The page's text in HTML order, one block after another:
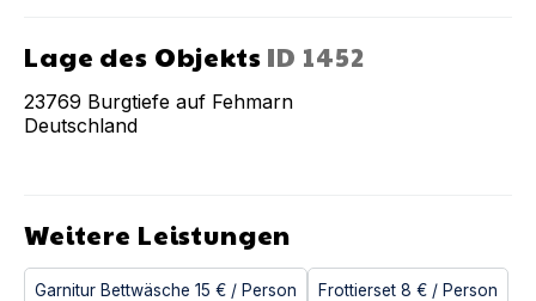
Lage des Objekts ID 1452
23769 Burgtiefe auf Fehmarn
Deutschland
Weitere Leistungen
Garnitur Bettwäsche 15 € / Person Frottierset 8 € / Person